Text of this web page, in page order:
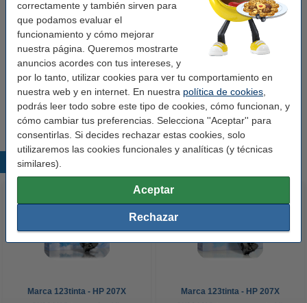
correctamente y también sirven para
que podamos evaluar el
funcionamiento y cómo mejorar
nuestra página. Queremos mostrarte
anuncios acordes con tus intereses, y
por lo tanto, utilizar cookies para ver tu comportamiento en
nuestra web y en internet. En nuestra política de cookies
podrás leer todo sobre este tipo de cookies, cómo funcionan, y
cómo cambiar tus preferencias. Selecciona ''Aceptar'' para
consentirlas. Si decides rechazar estas cookies, solo
utilizaremos las cookies funcionales y analíticas (y técnicas
similares).
Aceptar
Rechazar
negro
Capacidad: ± 3.150 páginas
Núm. de item: 093051
Consejo
Le recomendamos que utilice este toner en lugar de la versión HP.
Marca 123tinta - HP 207X
Marca 123tinta - HP 207X